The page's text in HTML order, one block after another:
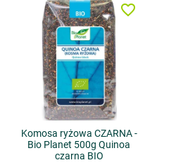
Komosa ryżowa CZARNA -
Bio Planet 500g Quinoa
czarna BIO
favorite_border